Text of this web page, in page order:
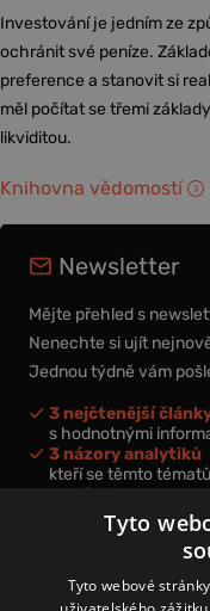
Investování je jedním ze
ochránit své peníze.
preference a stanovit si
měl počítat se třemi
likviditou.
Knihovna vědomostí
Newsletter
Mějte přehled s
Nenechte si ujít
Jednou týdně vám
3 nejčtenější
s hodnotnými
3 názory analytiků
kteří se těmto
nová videa a
k prohloubení
Tyto
Tyto webové